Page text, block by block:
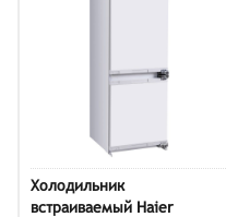
Холодильник
встраиваемый Haier